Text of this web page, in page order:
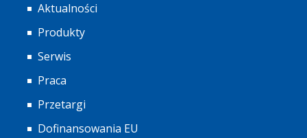
Aktualności
Produkty
Serwis
Praca
Przetargi
Dofinansowania EU